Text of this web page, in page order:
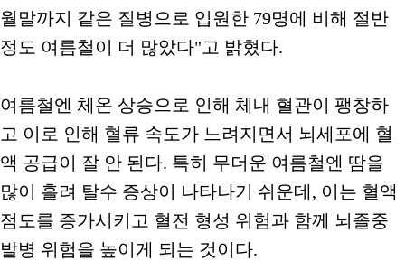
월말까지 같은 질병으로 입원한 79명에 비해 절반
정도 여름철이 더 많았다"고 밝혔다.
여름철엔 체온 상승으로 인해 체내 혈관이 팽창하
고 이로 인해 혈류 속도가 느려지면서 뇌세포에 혈
액 공급이 잘 안 된다. 특히 무더운 여름철엔 땀을
많이 흘려 탈수 증상이 나타나기 쉬운데, 이는 혈액
점도를 증가시키고 혈전 형성 위험과 함께 뇌졸중
발병 위험을 높이게 되는 것이다.